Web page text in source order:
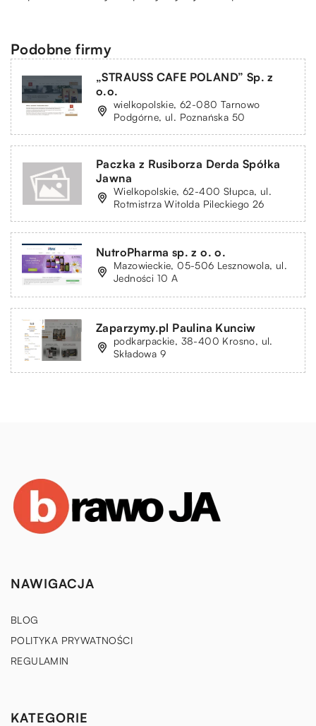
Podobne firmy
„STRAUSS CAFE POLAND” Sp. z
o.o.
wielkopolskie, 62-080 Tarnowo
Podgórne, ul. Poznańska 50
Paczka z Rusiborza Derda Spółka
Jawna
Wielkopolskie, 62-400 Słupca, ul.
Rotmistrza Witolda Pileckiego 26
NutroPharma sp. z o. o.
Mazowieckie, 05-506 Lesznowola, ul.
Jedności 10 A
Zaparzymy.pl Paulina Kunciw
podkarpackie, 38-400 Krosno, ul.
Składowa 9
NAWIGACJA
BLOG
POLITYKA PRYWATNOŚCI
REGULAMIN
KATEGORIE